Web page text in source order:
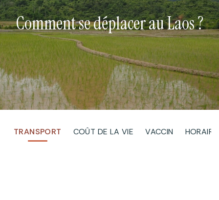
Comment se déplacer au Laos ?
TRANSPORT COÛT DE LA VIE VACCIN HORAIRE